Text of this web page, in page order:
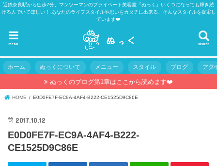
近鉄奈良駅から徒歩7分、マンツーマンのプライベート美容室『ぬっく』いくつになっても輝き続
ける人でいてほしい！ あなたのライフスタイルや思いをカタチに出来る、そんなスタイルを提案し
ています❤️
search
menu
ホーム ぬっくについて メニュー スタイル ブログ アク
ぬっくのブログ第1章はここから読めます❤️
HOME E0D0FE7F-EC9A-4AF4-B222-CE1525D9C86E
2017.10.12
E0D0FE7F-EC9A-4AF4-B222-
CE1525D9C86E